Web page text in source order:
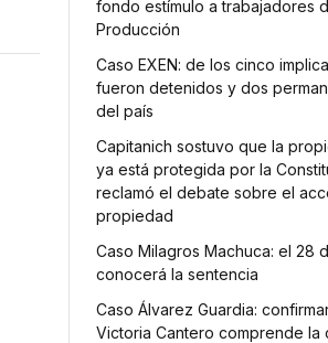
fondo estímulo a trabajadores
Producción
Caso EXEN: de los cinco
fueron detenidos y dos
del país
Capitanich sostuvo que la
ya está protegida por la
reclamó el debate sobre el
propiedad
Caso Milagros Machuca: el 28
conocerá la sentencia
Caso Álvarez Guardia:
Victoria Cantero comprende la